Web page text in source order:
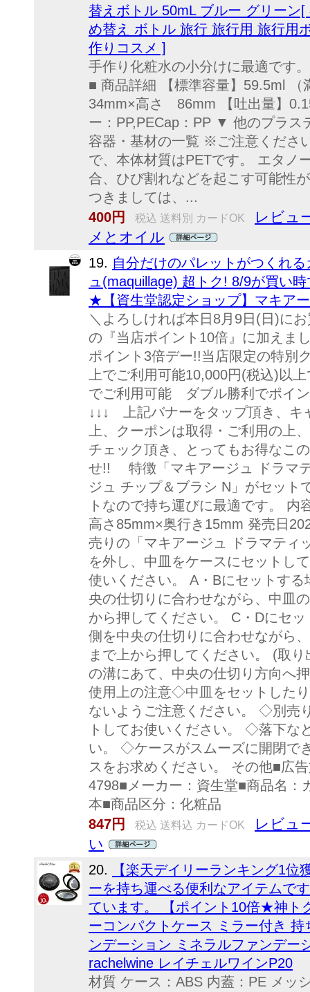
替えボトル 50mL ブルー グリーン
め替え ボトル 旅行 旅行用 旅行用
作りコスメ ]
手作り化粧水の小分けに最適です
■ 商品詳細 【標準容量】59.5ml
34mm×高さ 86mm 【吐出量】
ー：PP,PECap：PP ▼ 他のプラ
容器・基材の一覧 ※ご注意くださ
で、本体材質はPETです。 エタノ
合、ひび割れなどを起こす可能性
つきましては、...
400円
税込 送料別 カードOK
レビュ
メとオイル
19. 自分だけのパレットがつくれ
ュ(maquillage) 超トク! 8/9が買い
★【資生堂認定ショップ】マキア
＼よろしければ本日8月9日(日)に
の『当店ポイント10倍』に加えま
ポイント3倍デー!!当店限定の特別
上でご利用可能10,000円(税込)以
でご利用可能 ダブル勝利でポイ
↓↓↓ 上記バナーをタップ頂き、キ
上、クーポンは取得・ご利用の上
チェック頂き、とってもお得なこ
せ!! 特徴「マキアージュ ドラマ
ジュ チップ＆ブラシ N」がセット
トなので持ち運びに最適です。
高さ85mm×奥行き15mm 発売日
売りの「マキアージュ ドラマティ
を外し、中皿をケースにセットし
使いください。 A・Bにセットす
央の仕切りに合わせながら、中皿
から押してください。 C・Dにセ
側を中央の仕切りに合わせながら
まで上から押してください。 (取
の溝にあて、中央の仕切り方向へ
使用上の注意◇中皿をセットした
ないようご注意ください。 ◇別売
トしてお使いください。 ◇落下な
い。 ◇ケースがスムーズに開閉で
スをお求めください。 その他■広
4798■メーカー：資生堂■商品名：
本■商品区分：化粧品
847円
税込 送料込 カードOK
レビュ
い
20.
【楽天デイリーランキング1
ーを持ち運べる便利なアイテムで
ています。 【ポイント10倍★神ト
ーコンパクトケース ミラー付き
ンデーション ミネラルファンデー
rachelwine レイチェルワインP20
材質 ケース：ABS 内蓋：PE メッ